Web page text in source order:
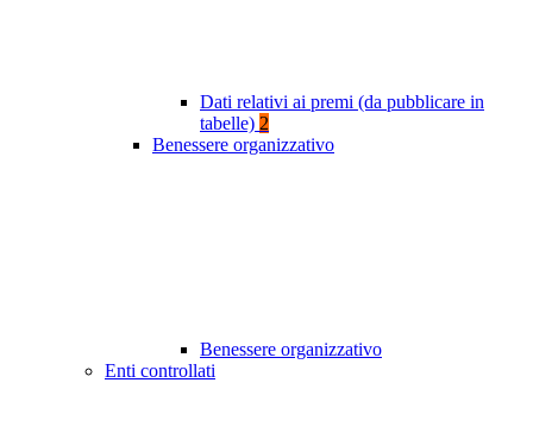
Dati relativi ai premi (da pubblicare in
tabelle) 2
Benessere organizzativo
Benessere organizzativo
Enti controllati